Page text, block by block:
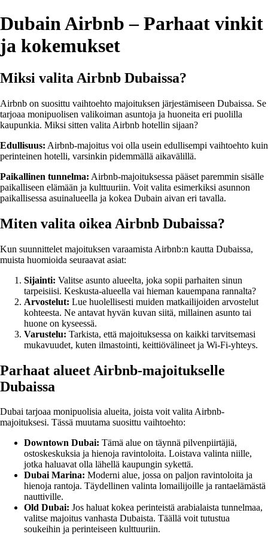
Dubain Airbnb – Parhaat vinkit
ja kokemukset
Miksi valita Airbnb Dubaissa?
Airbnb on suosittu vaihtoehto majoituksen järjestämiseen Dubaissa. Se
tarjoaa monipuolisen valikoiman asuntoja ja huoneita eri puolilla
kaupunkia. Miksi sitten valita Airbnb hotellin sijaan?
Edullisuus: Airbnb-majoitus voi olla usein edullisempi vaihtoehto kuin
perinteinen hotelli, varsinkin pidemmällä aikavälillä.
Paikallinen tunnelma: Airbnb-majoituksessa pääset paremmin sisälle
paikalliseen elämään ja kulttuuriin. Voit valita esimerkiksi asunnon
paikallisessa asuinalueella ja kokea Dubain aivan eri tavalla.
Miten valita oikea Airbnb Dubaissa?
Kun suunnittelet majoituksen varaamista Airbnb:n kautta Dubaissa,
muista huomioida seuraavat asiat:
Sijainti: Valitse asunto alueelta, joka sopii parhaiten sinun
tarpeisiisi. Keskusta-alueella vai hieman kauempana rannalta?
Arvostelut: Lue huolellisesti muiden matkailijoiden arvostelut
kohteesta. Ne antavat hyvän kuvan siitä, millainen asunto tai
huone on kyseessä.
Varustelu: Tarkista, että majoituksessa on kaikki tarvitsemasi
mukavuudet, kuten ilmastointi, keittiövälineet ja Wi-Fi-yhteys.
Parhaat alueet Airbnb-majoitukselle
Dubaissa
Dubai tarjoaa monipuolisia alueita, joista voit valita Airbnb-
majoituksesi. Tässä muutama suosittu vaihtoehto:
Downtown Dubai: Tämä alue on täynnä pilvenpiirtäjiä,
ostoskeskuksia ja hienoja ravintoloita. Loistava valinta niille,
jotka haluavat olla lähellä kaupungin sykettä.
Dubai Marina: Moderni alue, jossa on paljon ravintoloita ja
hienoja rantoja. Täydellinen valinta lomailijoille ja rantaelämästä
nauttiville.
Old Dubai: Jos haluat kokea perinteistä arabialaista tunnelmaa,
valitse majoitus vanhasta Dubaista. Täällä voit tutustua
soukeihin ja perinteiseen kulttuuriin.